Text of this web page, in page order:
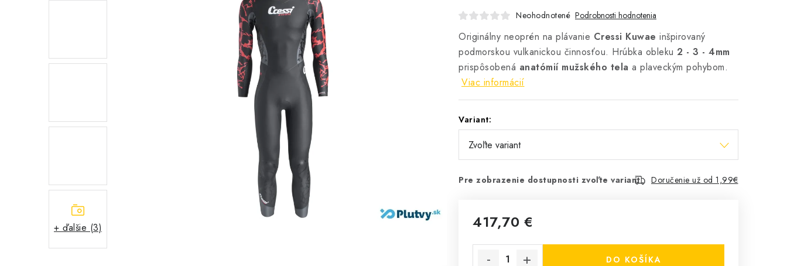
+ ďalšie (3)
Neohodnotené Podrobnosti hodnotenia
Originálny neoprén na plávanie Cressi Kuwae inšpirovaný
podmorskou vulkanickou činnosťou. Hrúbka obleku 2 - 3 - 4mm
prispôsobená anatómií mužského tela a plaveckým pohybom.
Viac informácií
Variant:
Pre zobrazenie dostupnosti zvoľte variant Doručenie už od 1,99€
417,70 €
DO KOŠÍKA